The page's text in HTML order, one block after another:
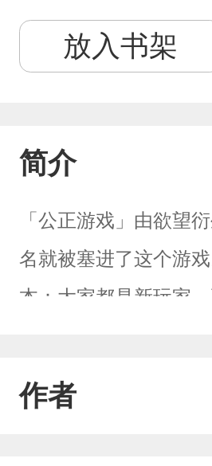
放入书架
简介
「公正游戏」由欲望
名就被塞进了这个游
本：大家都是新玩家
望。有人在游戏中寻
作者